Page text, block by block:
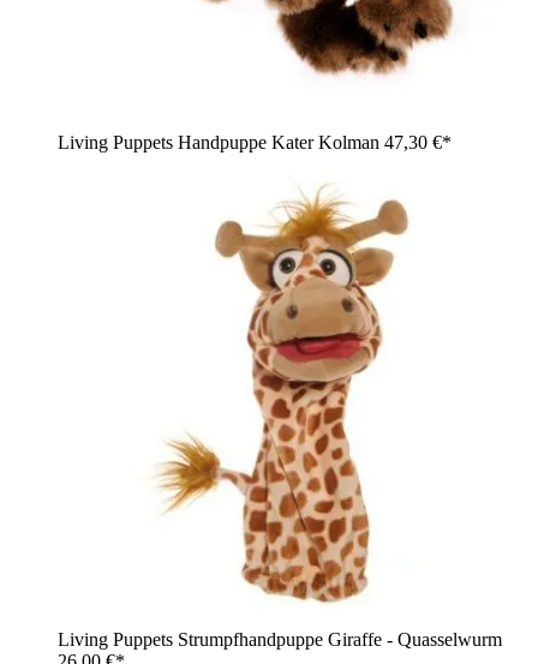
Living Puppets Handpuppe Kater Kolman 47,30 €*
Living Puppets Strumpfhandpuppe Giraffe - Quasselwurm